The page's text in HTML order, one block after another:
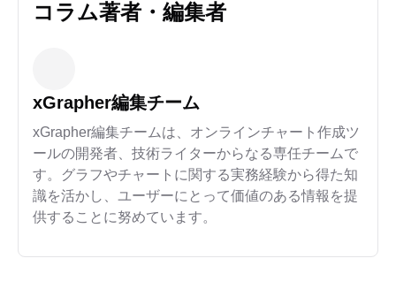
コラム著者・編集者
xGrapher編集チーム
xGrapher編集チームは、オンラインチャート作成ツ
ールの開発者、技術ライターからなる専任チームで
す。グラフやチャートに関する実務経験から得た知
識を活かし、ユーザーにとって価値のある情報を提
供することに努めています。